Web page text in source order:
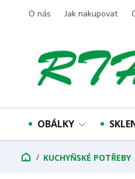
O nás Jak nakupovat
OBÁLKY
KUCHYŇSKÉ POTŘEBY